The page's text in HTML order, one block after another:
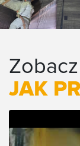
Zobacz
JAK